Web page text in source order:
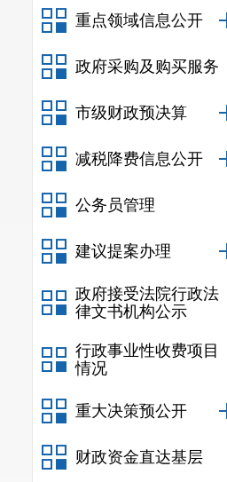
重点领域信息公开
政府采购及购买服务
市级财政预决算
减税降费信息公开
公务员管理
建议提案办理
政府接受法院行政法
律文书机构公示
行政事业性收费项目
情况
重大决策预公开
财政资金直达基层